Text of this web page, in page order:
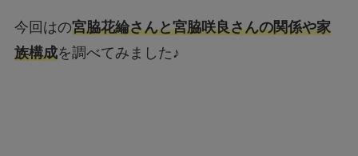
今回はの宮脇花綸さんと宮脇咲良さんの関係や家
族構成を調べてみました♪